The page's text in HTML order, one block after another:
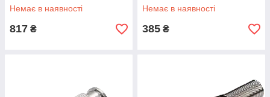
Немає в наявності
817 ₴
Немає в наявності
385 ₴